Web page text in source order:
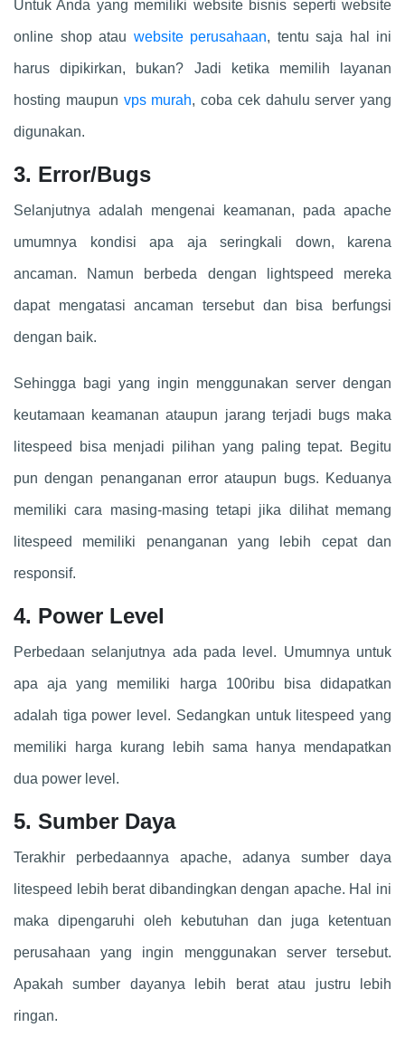
Untuk Anda yang memiliki website bisnis seperti website
online shop atau website perusahaan, tentu saja hal ini
harus dipikirkan, bukan? Jadi ketika memilih layanan
hosting maupun vps murah, coba cek dahulu server yang
digunakan.
3. Error/Bugs
Selanjutnya adalah mengenai keamanan, pada apache
umumnya kondisi apa aja seringkali down, karena
ancaman. Namun berbeda dengan lightspeed mereka
dapat mengatasi ancaman tersebut dan bisa berfungsi
dengan baik.
Sehingga bagi yang ingin menggunakan server dengan
keutamaan keamanan ataupun jarang terjadi bugs maka
litespeed bisa menjadi pilihan yang paling tepat. Begitu
pun dengan penanganan error ataupun bugs. Keduanya
memiliki cara masing-masing tetapi jika dilihat memang
litespeed memiliki penanganan yang lebih cepat dan
responsif.
4. Power Level
Perbedaan selanjutnya ada pada level. Umumnya untuk
apa aja yang memiliki harga 100ribu bisa didapatkan
adalah tiga power level. Sedangkan untuk litespeed yang
memiliki harga kurang lebih sama hanya mendapatkan
dua power level.
5. Sumber Daya
Terakhir perbedaannya apache, adanya sumber daya
litespeed lebih berat dibandingkan dengan apache. Hal ini
maka dipengaruhi oleh kebutuhan dan juga ketentuan
perusahaan yang ingin menggunakan server tersebut.
Apakah sumber dayanya lebih berat atau justru lebih
ringan.